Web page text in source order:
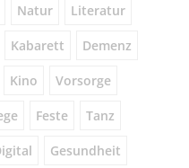
Natur Literatur
Kabarett Demenz
Kino Vorsorge
Feste Tanz
Gesundheit